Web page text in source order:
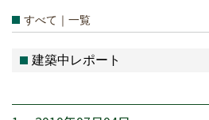
すべて｜一覧
建築中レポート